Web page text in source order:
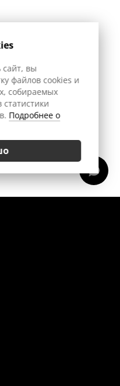
сайт, вы
файлов cookies и
собираемых
статистики
Подробнее о